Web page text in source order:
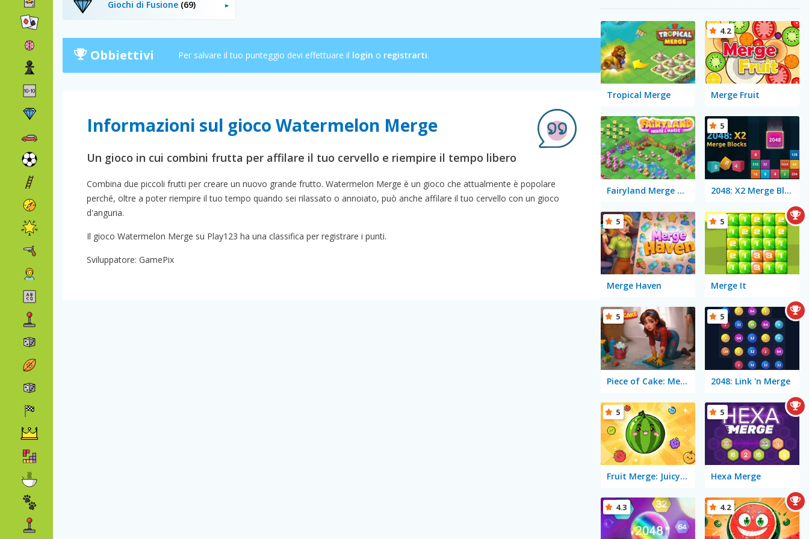
Giochi di Fusione (69)
Obbiettivi Per salvare il tuo punteggio devi effettuare il login o registrarti.
Informazioni sul gioco Watermelon Merge
Un gioco in cui combini frutta per affilare il tuo cervello e riempire il tempo libero
Combina due piccoli frutti per creare un nuovo grande frutto. Watermelon Merge è un gioco che attualmente è popolare
perché, oltre a poter riempire il tuo tempo quando sei rilassato o annoiato, può anche affilare il tuo cervello con un gioco
d'anguria.
Il gioco Watermelon Merge su Play123 ha una classifica per registrare i punti.
Sviluppatore: GamePix
Tropical Merge Merge Fruit
4.2
Fairyland Merge & Magic 2048: X2 Merge Blocks
5
Merge Haven
5
Merge It
5
Piece of Cake: Merge and Bake
5
2048: Link 'n Merge
5
Fruit Merge: Juicy Drop Game
5
Hexa Merge
5
4.3 4.2